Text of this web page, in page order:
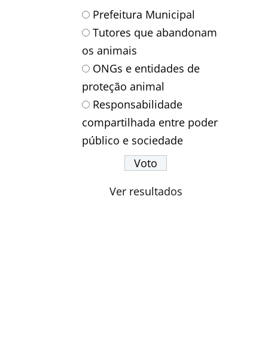
Prefeitura Municipal
Tutores que abandonam
os animais
ONGs e entidades de
proteção animal
Responsabilidade
compartilhada entre poder
público e sociedade
Ver resultados